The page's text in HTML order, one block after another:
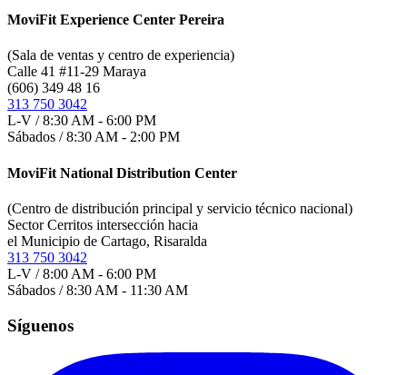
MoviFit Experience Center Pereira
(Sala de ventas y centro de experiencia)
Calle 41 #11-29 Maraya
(606) 349 48 16
313 750 3042
L-V / 8:30 AM - 6:00 PM
Sábados / 8:30 AM - 2:00 PM
MoviFit National Distribution Center
(Centro de distribución principal y servicio técnico nacional)
Sector Cerritos intersección hacia
el Municipio de Cartago, Risaralda
313 750 3042
L-V / 8:00 AM - 6:00 PM
Sábados / 8:30 AM - 11:30 AM
Síguenos